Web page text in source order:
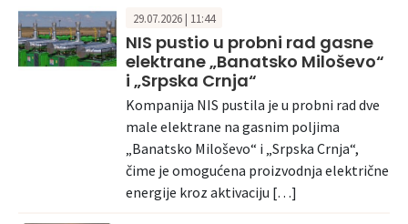
29.07.2026 | 11:44
NIS pustio u probni rad gasne
elektrane „Banatsko Miloševo“
i „Srpska Crnja“
Kompanija NIS pustila je u probni rad dve
male elektrane na gasnim poljima
„Banatsko Miloševo“ i „Srpska Crnja“,
čime je omogućena proizvodnja električne
energije kroz aktivaciju […]